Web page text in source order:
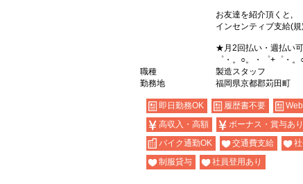
お友達を紹介頂くと,
インセンティブ支給(
★月2回払い・週払い
゜・。○。・゜+゜・
職種
製造スタッフ
勤務地
福岡県京都郡苅田町
即日勤務OK 履歴書不要
高収入・高額
ボーナス・賞与あり
バイク通勤OK
交通費支給
制服貸与
社員登用あり